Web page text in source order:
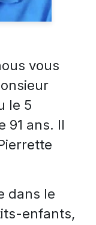
vous
le 5
91 ans. Il
dans le
enfants,